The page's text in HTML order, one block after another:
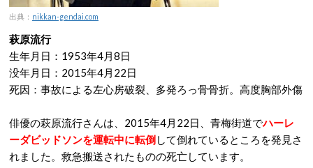
出典： nikkan-gendai.com
萩原流行
生年月日：1953年4月8日
没年月日：2015年4月22日
死因：事故による左心房破裂、多発ろっ骨骨折。高度胸部外傷
俳優の萩原流行さんは、2015年4月22日、青梅街道でハーレ
ーダビッドソンを運転中に転倒して倒れているところを発見さ
れました。救急搬送されたものの死亡しています。